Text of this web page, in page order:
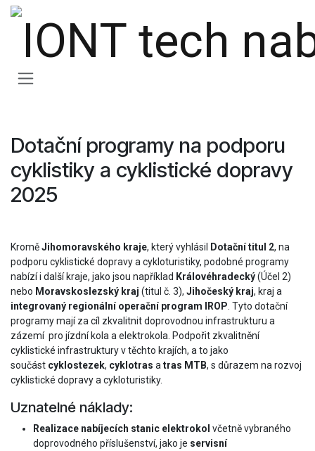
Přejít na obsah
Dotační programy na podporu
cyklistiky a cyklistické dopravy
2025
KroměJihomoravského kraje, který vyhlásil Dotační titul 2, na
podporu cyklistické dopravy a cykloturistiky, podobné programy
nabízí i další kraje, jako jsou například Královéhradecký(Účel 2)
nebo Moravskoslezský kraj (titul č. 3), Jihočeský kraj, kraj a
integrovaný regionální operační program IROP . Tyto dotační
programy mají za cíl zkvalitnit doprovodnou infrastrukturu a
zázemí pro jízdní kola a elektrokola. Podpořit zkvalitnění
cyklistické infrastruktury v těchto krajích, a to jako
součást cyklostezek, cyklotras a tras MTB, s důrazem na rozvoj
cyklistické dopravy a cykloturistiky.
Uznatelné náklady:
Realizace nabíjecích stanic elektrokol včetně vybraného
doprovodného příslušenství, jako je servisní